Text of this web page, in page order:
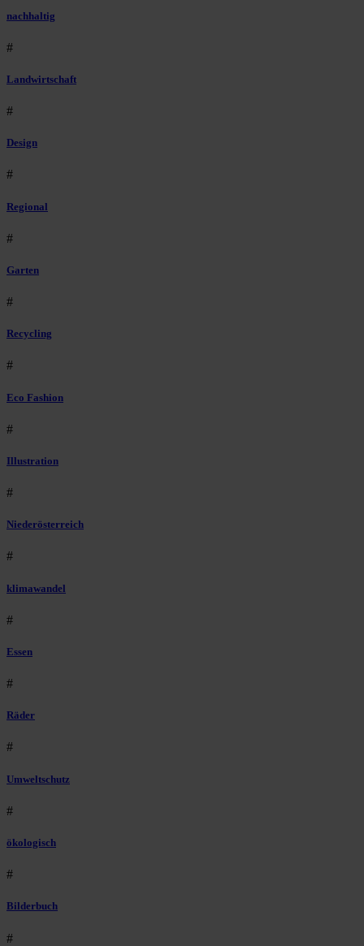
nachhaltig
#
Landwirtschaft
#
Design
#
Regional
#
Garten
#
Recycling
#
Eco Fashion
#
Illustration
#
Niederösterreich
#
klimawandel
#
Essen
#
Räder
#
Umweltschutz
#
ökologisch
#
Bilderbuch
#